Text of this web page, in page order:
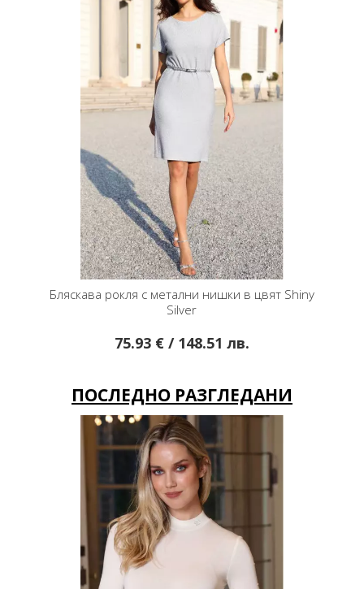
Бляскава рокля с метални нишки в цвят Shiny
Silver
75.93 € / 148.51 лв.
ПОСЛЕДНО РАЗГЛЕДАНИ